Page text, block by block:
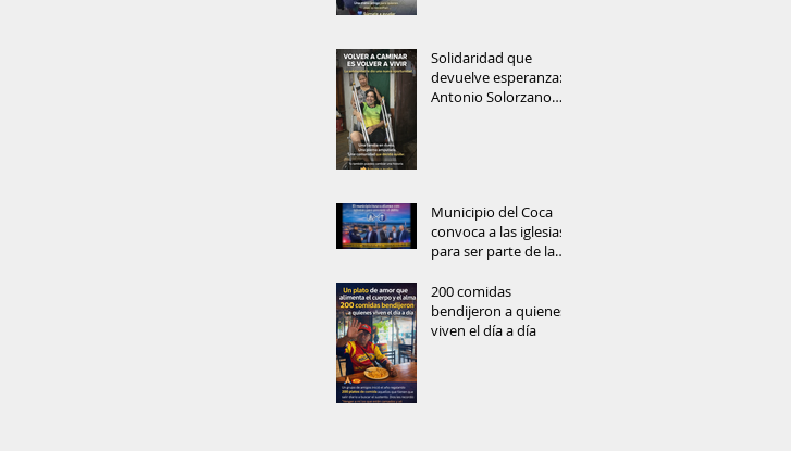
Solidaridad que
devuelve esperanza:
Antonio Solorzano
Municipio del Coca
convoca a las iglesias
para ser parte de la
y reconstrucción del
tejido social
200 comidas
bendijeron a quienes
viven el día a día